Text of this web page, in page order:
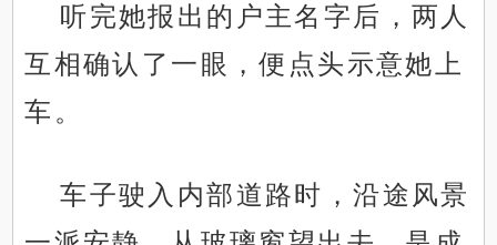
听完她报出的户主名字后，两人
互相确认了一眼，便点头示意她上
车。
车子驶入内部道路时，沿途风景